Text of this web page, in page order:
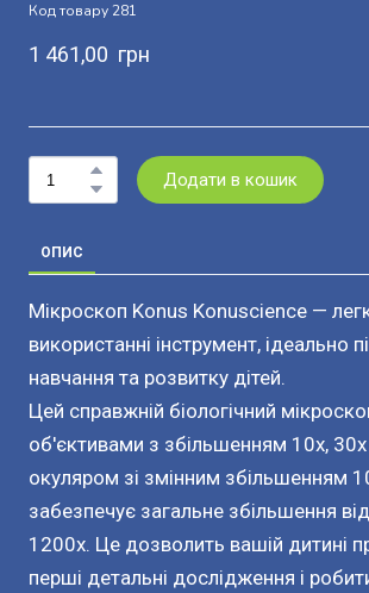
Код товару 281
1 461,00  грн
Додати в кошик
ОПИС
Мікроскоп Konus Konuscience —
використанні інструмент, ідеально
навчання та розвитку дітей.
Цей справжній біологічний
об'єктивами з збільшенням 10x, 30x
окуляром зі змінним збільшенням
забезпечує загальне збільшення
1200x. Це дозволить вашій дитині
перші детальні дослідження і